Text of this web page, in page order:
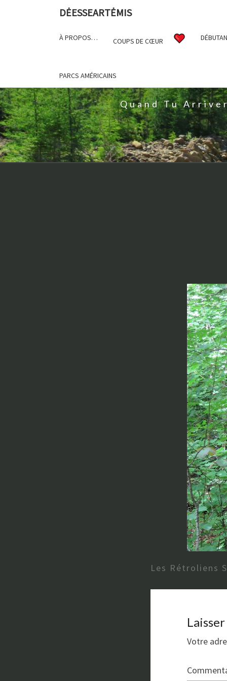
DĖESSEARTĖMIS
À PROPOS… COUPS DE CŒUR
PARCS AMÉRICAINS
Quand Tu
Les Rétroliens
Votre